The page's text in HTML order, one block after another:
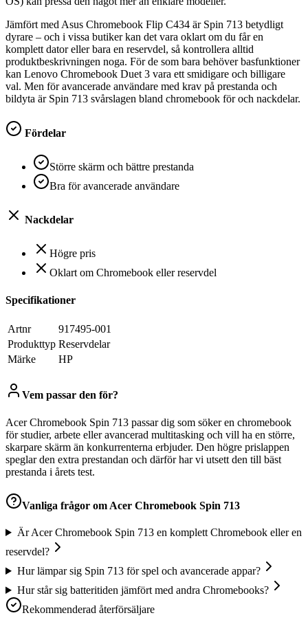
Jämfört med Asus Chromebook Flip C434 är Spin 713 betydligt
dyrare – och i vissa butiker kan det vara oklart om du får en
komplett dator eller bara en reservdel, så kontrollera alltid
produktbeskrivningen noga. För de som bara behöver basfunktioner
kan Lenovo Chromebook Duet 3 vara ett smidigare och billigare
val. Men för avancerade användare med krav på prestanda och
bildyta är Spin 713 svårslagen bland chromebook för och nackdelar.
Fördelar
Större skärm och bättre prestanda
Bra för avancerade användare
Nackdelar
Högre pris
Oklart om Chromebook eller reservdel
Specifikationer
Artnr
917495-001
Produkttyp Reservdelar
Märke
HP
Vem passar den för?
Acer Chromebook Spin 713 passar dig som söker en chromebook
för studier, arbete eller avancerad multitasking och vill ha en större,
skarpare skärm än konkurrenterna erbjuder. Den högre prislappen
speglar den extra prestandan och därför har vi utsett den till bäst
prestanda i årets test.
Vanliga frågor om Acer Chromebook Spin 713
Är Acer Chromebook Spin 713 en komplett Chromebook eller en
reservdel?
Hur lämpar sig Spin 713 för spel och avancerade appar?
Hur står sig batteritiden jämfört med andra Chromebooks?
Rekommenderad återförsäljare